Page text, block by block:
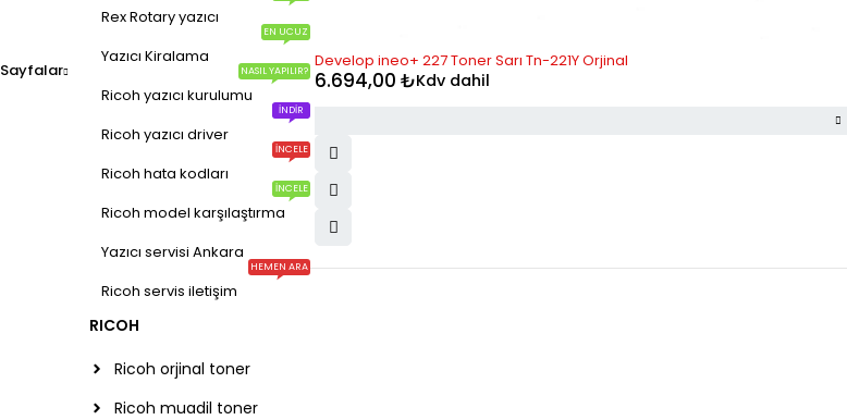
Sayfalar
Rex Rotary yazıcı
Yazıcı Kiralama
EN UCUZ
Ricoh yazıcı kurulumu
NASIL YAPILIR?
Ricoh yazıcı driver
İNDIR
Ricoh hata kodları
İNCELE
Ricoh model karşılaştırma
İNCELE
Yazıcı servisi Ankara
Ricoh servis iletişim
HEMEN ARA
RICOH
Ricoh orjinal toner
Ricoh muadil toner
Develop ineo+ 227 Toner Sarı Tn-221Y Orjinal
6.694,00 ₺Kdv dahil